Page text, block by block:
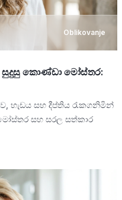
Oblikovanje
සුදුසු කොණ්ඩා මෝස්තර:
හැඩය සහ දීප්තිය රැකගනිමින්
සහ සරල සත්කාර